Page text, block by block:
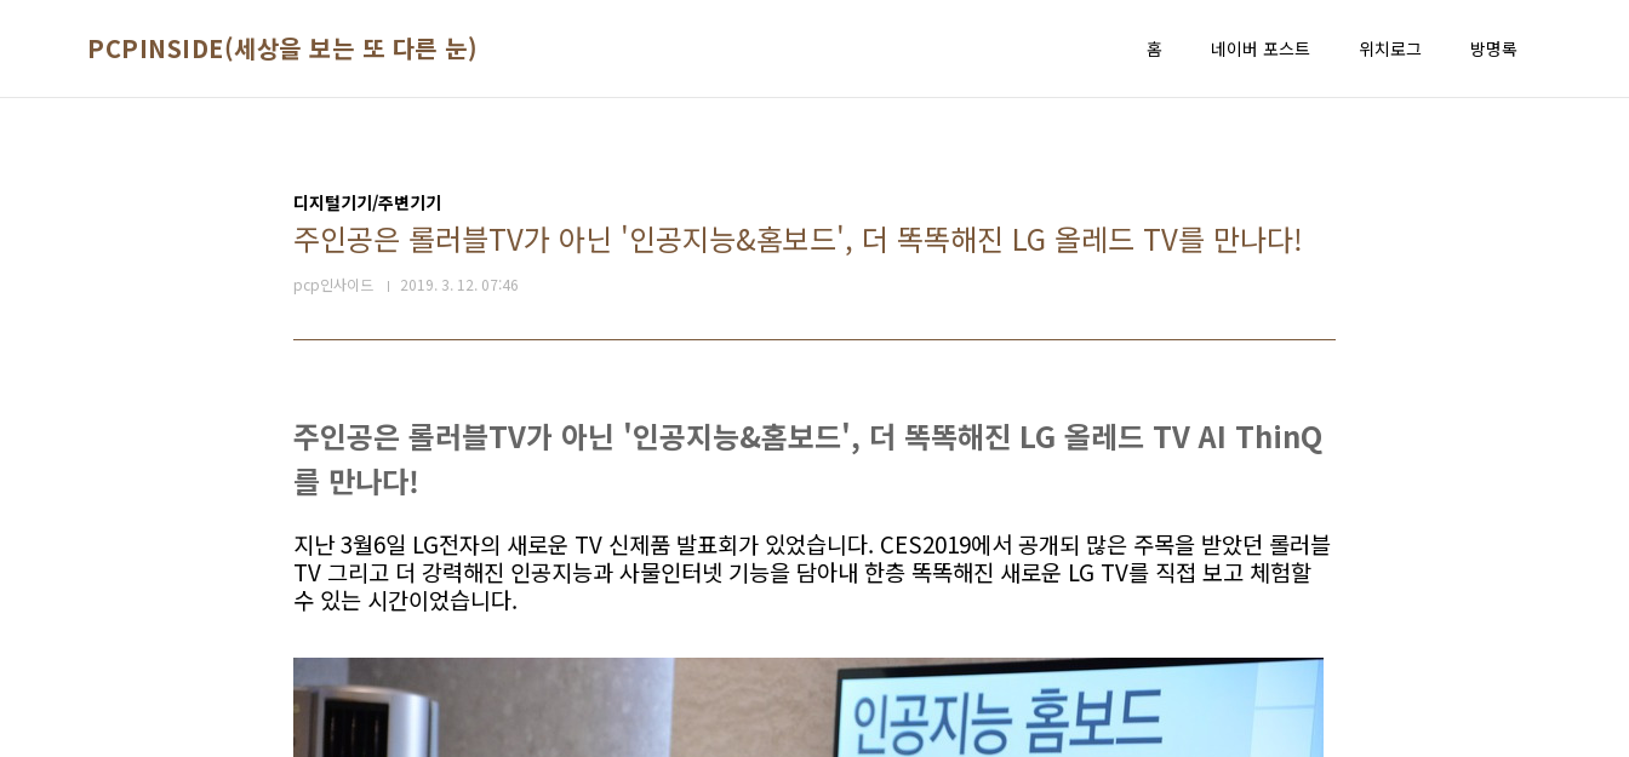
PCPINSIDE(세상을 보는 또 다른 눈) 홈 네이버 포스트 위치로그 방명록
디지털기기/주변기기
주인공은 롤러블TV가 아닌 '인공지능&홈보드', 더 똑똑해진 LG 올레드 TV를 만나다!
pcp인사이드 2019. 3. 12. 07:46
주인공은 롤러블TV가 아닌 '인공지능&홈보드', 더 똑똑해진 LG 올레드 TV AI ThinQ
를 만나다!
지난 3월6일 LG전자의 새로운 TV 신제품 발표회가 있었습니다. CES2019에서 공개되 많은 주목을 받았던 롤러블
TV 그리고 더 강력해진 인공지능과 사물인터넷 기능을 담아내 한층 똑똑해진 새로운 LG TV를 직접 보고 체험할
수 있는 시간이었습니다.